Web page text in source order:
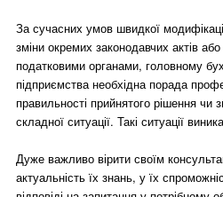
За сучасних умов швидкої
зміни окремих законодавчих актів або
податковими органами, головному
підприємства необхідна порада
правильності прийнятого рішення чи
складної ситуації. Такі ситуації
Дуже важливо вірити своїм
актуальність їх знань, у їх